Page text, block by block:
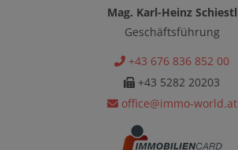
Mag. Karl-Heinz Schiestl
Geschäftsführung
+43 676 836 852 00
+43 5282 20203
office@immo-world.at